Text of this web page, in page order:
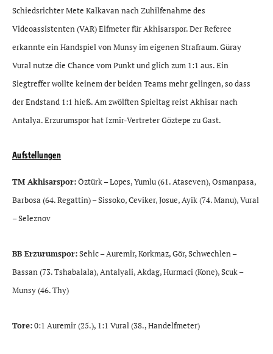
Schiedsrichter Mete Kalkavan nach Zuhilfenahme des
Videoassistenten (VAR) Elfmeter für Akhisarspor. Der Referee
erkannte ein Handspiel von Munsy im eigenen Strafraum. Güray
Vural nutze die Chance vom Punkt und glich zum 1:1 aus. Ein
Siegtreffer wollte keinem der beiden Teams mehr gelingen, so dass
der Endstand 1:1 hieß. Am zwölften Spieltag reist Akhisar nach
Antalya. Erzurumspor hat Izmir-Vertreter Göztepe zu Gast.
Aufstellungen
TM Akhisarspor:Öztürk – Lopes, Yumlu (61. Ataseven), Osmanpasa,
Barbosa (64. Regattin) – Sissoko, Ceviker, Josue, Ayik (74. Manu), Vural
– Seleznov
BB Erzurumspor:Sehic – Auremir, Korkmaz, Gör, Schwechlen –
Bassan (73. Tshabalala), Antalyali, Akdag, Hurmaci (Kone), Scuk –
Munsy (46. Thy)
Tore:0:1 Auremir (25.), 1:1 Vural (38., Handelfmeter)